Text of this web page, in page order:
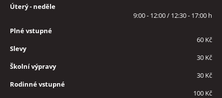
Úterý - neděle
9:00 - 12:00 / 12:30 - 17:00 h
Plné vstupné
60 Kč
Slevy
30 Kč
Školní výpravy
30 Kč
Rodinné vstupné
100 Kč